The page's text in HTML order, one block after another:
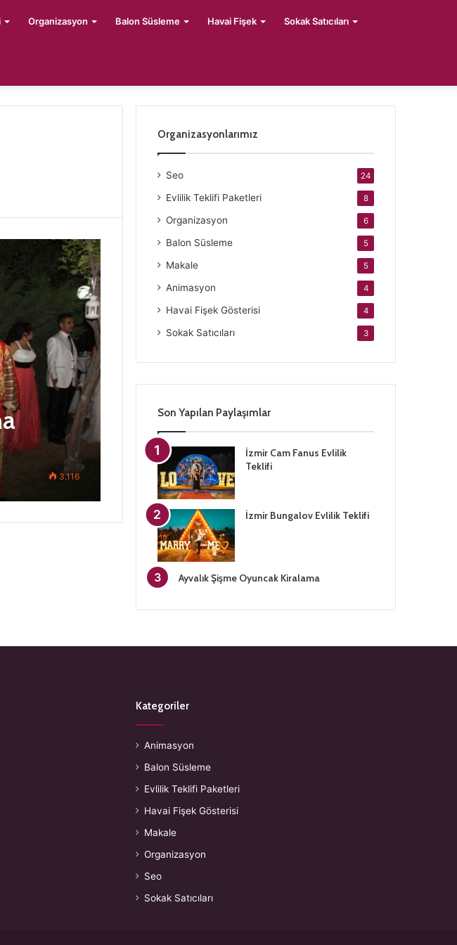
Organizasyon Balon Süsleme Havai Fişek Sokak Satıcıları
3.116
Organizasyonlarımız
Seo 24
Evlilik Teklifi Paketleri 8
Organizasyon 6
Balon Süsleme 5
Makale 5
Animasyon 4
Havai Fişek Gösterisi 4
Sokak Satıcıları 3
Son Yapılan Paylaşımlar
İzmir Cam Fanus Evlilik
Teklifi
İzmir Bungalov Evlilik Teklifi
Ayvalık Şişme Oyuncak Kiralama
Kategoriler
Animasyon
Balon Süsleme
Evlilik Teklifi Paketleri
Havai Fişek Gösterisi
Makale
Organizasyon
Seo
Sokak Satıcıları